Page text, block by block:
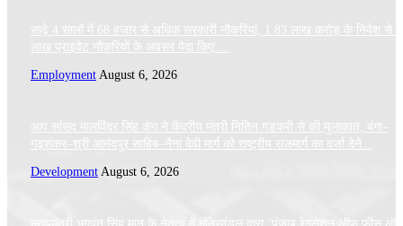
साढ़े 4 सालों में 68 हजार से अधिक सरकारी नौकरियां, 1.83 लाख करोड़ के निवेश से
लाख प्राइवेट नौकरियों के अवसर पैदा किए:...
Employment August 6, 2026
आप सांसद मालविंदर सिंह कंग ने केंद्रीय मंत्री नितिन गडकरी से की मुलाकात, बंगा–
गढ़शंकर–श्री आनंदपुर साहिब–नैना देवी मार्ग को राष्ट्रीय राजमार्ग का दर्जा देने...
Development August 6, 2026
मुख्यमंत्री भगवंत सिंह मान के नेतृत्व में मंत्रिमंडल द्वारा ‘पंजाब रेगुलेशन ऑफ फीस